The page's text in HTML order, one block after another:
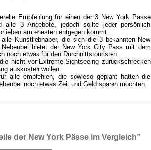
Empfehlung für einen der 3 New York Pässe
alle 3 Angebote, jedoch sollte jeder persönlich
am ehesten entgegen kommt.
Kunstliebhaber, die sich die 3 bekannten New
bietet der New York City Pass mit dem
noch etwas für den Durchnittstouristen.
nicht vor Extreme-Sightseeing zurückschrecken
auskosten wollen.
alle empfehlen, die sowieso geplant hatten die
noch etwas Zeit und Geld sparen möchten.
der New York Pässe im Vergleich”